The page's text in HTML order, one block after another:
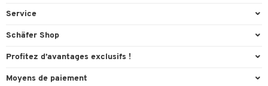
Emballage et expédition
Fournitures de bureau
Mobilier de bureau
Service
Aperçu des n° de tél.
Schäfer Shop
A propos
Profitez d’avantages exclusifs !
Cadeau de bienvenue
Moyens de paiement